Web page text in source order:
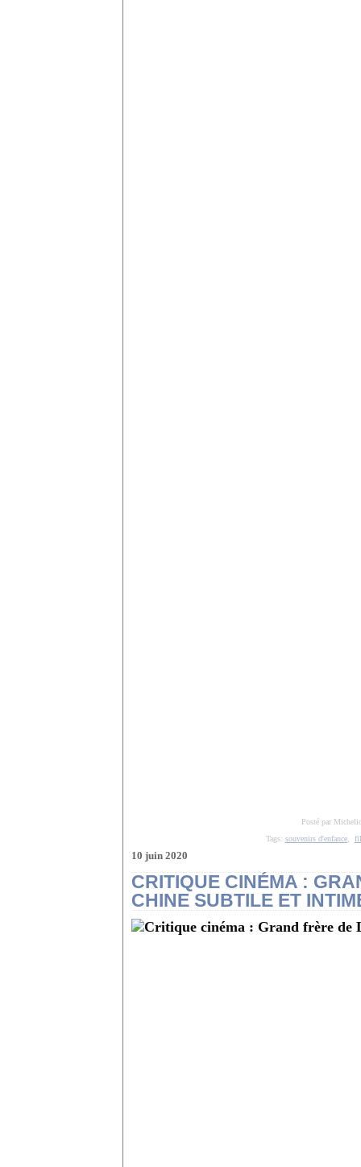
Posté par
Tags: souvenirs d'enfance,
10 juin 2020
CRITIQUE CINÉMA :
CHINE SUBTILE ET